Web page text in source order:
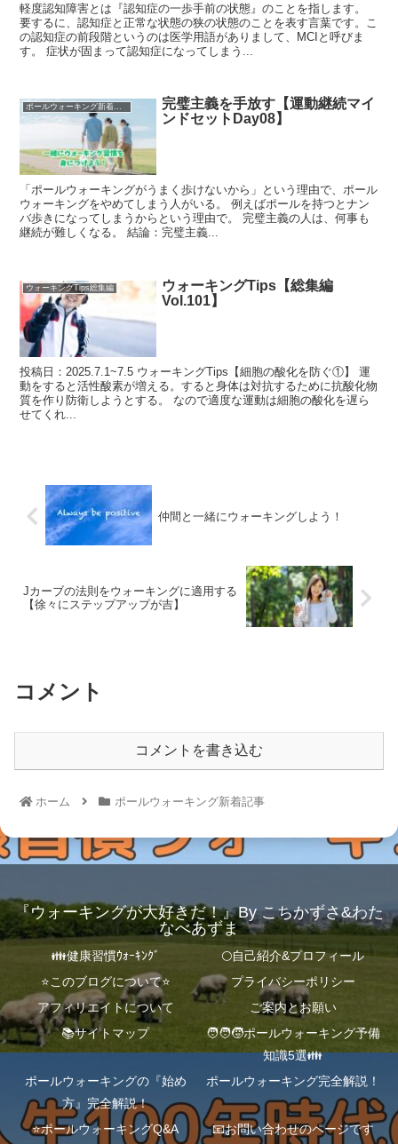
軽度認知障害とは『認知症の一歩手前の状態』のことを指します。
要するに、認知症と正常な状態の狭の状態のことを表す言葉です。こ
の認知症の前段階というのは医学用語がありまして、MCIと呼びま
す。 症状が固まって認知症になってしまう...
ポールウォーキング新着記事
完璧主義を手放す【運動継続マイ
ンドセットDay08】
「ポールウォーキングがうまく歩けないから」という理由で、ポール
ウォーキングをやめてしまう人がいる。 例えばポールを持つとナン
バ歩きになってしまうからという理由で。 完璧主義の人は、何事も
継続が難しくなる。 結論：完璧主義...
ウォーキングTips総集編
ウォーキングTips【総集編
Vol.101】
投稿日：2025.7.1~7.5 ウォーキングTips【細胞の酸化を防ぐ①】 運
動をすると活性酸素が増える。すると身体は対抗するために抗酸化物
質を作り防衛しようとする。 なので適度な運動は細胞の酸化を遅ら
せてくれ...
仲間と一緒にウォーキングしよう！
Jカーブの法則をウォーキングに適用する
【徐々にステップアップが吉】
コメント
コメントを書き込む
ホーム ポールウォーキング新着記事
『ウォーキングが大好きだ！』By こちかずさ&わた
なべあずま
👪健康習慣ｳｫｰｷﾝｸﾞ
🌕自己紹介&プロフィール
⭐️このブログについて⭐️
プライバシーポリシー
アフィリエイトについて
ご案内とお願い
📚サイトマップ
🧑‍🧑‍🧒ポールウォーキング予備
知識5選👪
ポールウォーキングの『始め
方』完全解説！
ポールウォーキング完全解説！
⭐️ポールウォーキングQ&A 📧お問い合わせのページです